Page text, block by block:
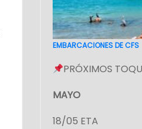
EMBARCACIONES DE CFS
PRÓXIMOS
MAYO
18/05 ETA